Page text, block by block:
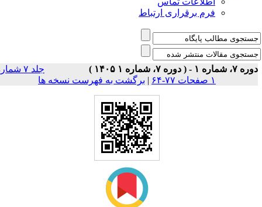
فرم برقراری ارتباط
۱ - ( دوره ۷، شماره ۱ ۱۴۰۵ )
جلد ۷ شماره
| برگشت به فهرست نسخه ها